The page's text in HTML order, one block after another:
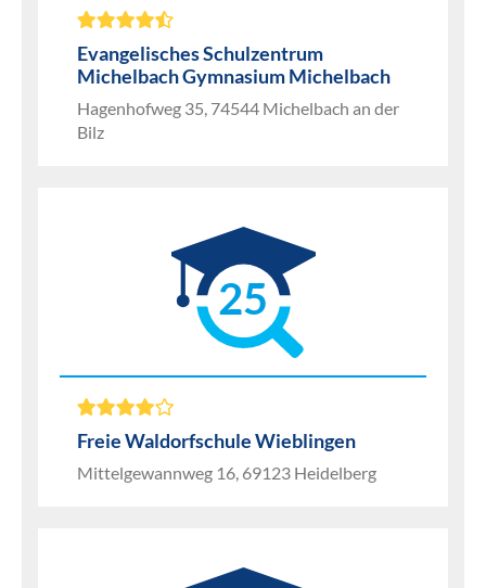
Evangelisches Schulzentrum
Michelbach Gymnasium Michelbach
Hagenhofweg 35, 74544 Michelbach an der
Bilz
25
Freie Waldorfschule Wieblingen
Mittelgewannweg 16, 69123 Heidelberg